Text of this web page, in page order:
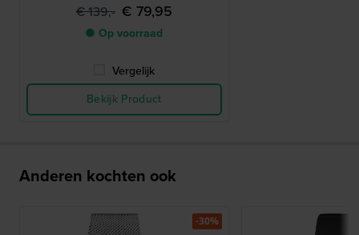
€ 139,- € 79,95
● Op voorraad
Vergelijk
Bekijk Product
Anderen kochten ook
-30%